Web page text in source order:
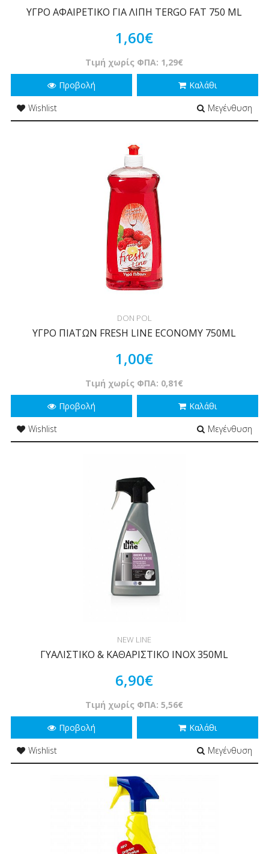
ΥΓΡΟ ΑΦΑΙΡΕΤΙΚΟ ΓΙΑ ΛΙΠΗ TERGO FAT 750 ML
1,60€
Τιμή χωρίς ΦΠΑ: 1,29€
Προβολή
Καλάθι
Wishlist
Μεγένθυση
DON POL
ΥΓΡΟ ΠΙΑΤΩΝ FRESH LINE ECONOMY 750ML
1,00€
Τιμή χωρίς ΦΠΑ: 0,81€
Προβολή
Καλάθι
Wishlist
Μεγένθυση
NEW LINE
ΓΥΑΛΙΣΤΙΚΟ & ΚΑΘΑΡΙΣΤΙΚΟ ΙΝΟΧ 350ML
6,90€
Τιμή χωρίς ΦΠΑ: 5,56€
Προβολή
Καλάθι
Wishlist
Μεγένθυση